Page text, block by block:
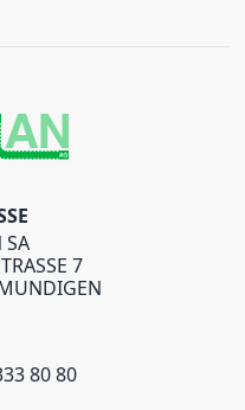
SA
7
80 80